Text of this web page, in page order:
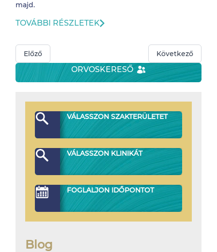
majd.
TOVÁBBI RÉSZLETEK
Előző Következő
ORVOSKERESŐ
VÁLASSZON SZAKTERÜLETET
VÁLASSZON KLINIKÁT
FOGLALJON IDŐPONTOT
Blog